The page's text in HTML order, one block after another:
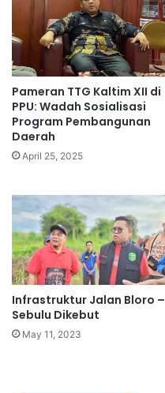
Pameran TTG Kaltim XII di
PPU: Wadah Sosialisasi
Program Pembangunan
Daerah
April 25, 2025
Infrastruktur Jalan Bloro –
Sebulu Dikebut
May 11, 2023